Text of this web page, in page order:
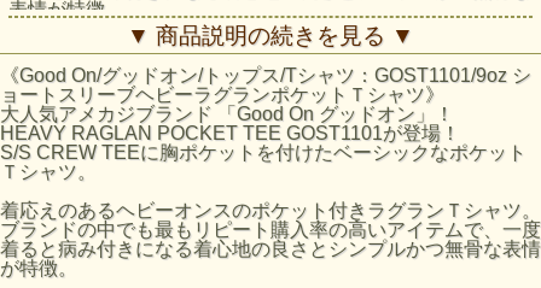
表情が特徴。
ヘビーオンスの生地は1枚でも安心して着ることができ、す
っきりとしたコンパクトなシルエットでインナーとしても着
やすいので、複数枚を着まわすユーザーも多い人気商品。
反応染めカラーは落ち着いた雰囲気のきれいな発色が特徴
で、ベーシックかつシンプルな仕上がりで着回しやすく上品
な印象。
Pigment Dye（顔料染め）カラーは独特な濃淡のある色合い
で、風合い感と経年変化による色あせを楽しむことができま
す。
ヘビーオンスの生地は定番の生地以上に顔料染めによる濃淡
が際立ち、味のある色褪せを楽しむことができます。
※ホワイト、メタルグレーは製品染めではありません。
▼ 商品説明の続きを見る ▼
《Good On/グッドオン/トップス/Tシャツ：GOST1101/9oz シ
ョートスリーブヘビーラグランポケットＴシャツ》
大人気アメカジブランド 「Good On グッドオン」！
HEAVY RAGLAN POCKET TEE GOST1101が登場！
S/S CREW TEEに胸ポケットを付けたベーシックなポケット
Ｔシャツ。
着応えのあるヘビーオンスのポケット付きラグランＴシャツ。
ブランドの中でも最もリピート購入率の高いアイテムで、一度
着ると病み付きになる着心地の良さとシンプルかつ無骨な表情
が特徴。